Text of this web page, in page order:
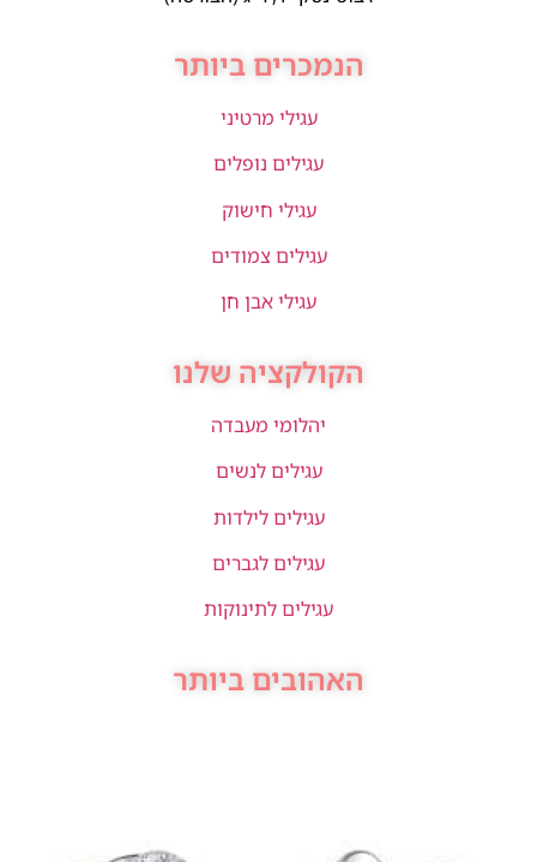
הנמכרים ביותר
עגילי מרטיני
עגילים נופלים
עגילי חישוק
עגילים צמודים
עגילי אבן חן
הקולקציה שלנו
יהלומי מעבדה
עגילים לנשים
עגילים לילדות
עגילים לגברים
עגילים לתינוקות
האהובים ביותר